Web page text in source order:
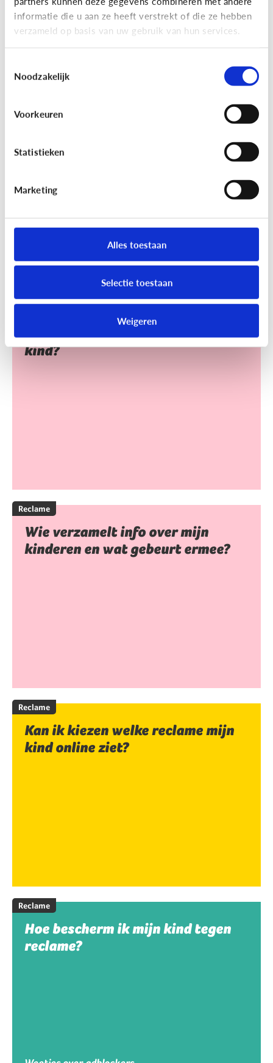
informatie die u aan ze heeft verstrekt of die ze hebben
verzameld op basis van uw gebruik van hun services.
Noodzakelijk
Voorkeuren
Statistieken
Marketing
Alles toestaan
Selectie toestaan
Weigeren
Reclame
reclamegames speelt?
Heeft reclame een invloed op mijn
kind?
Reclame
Wie verzamelt info over mijn
kinderen en wat gebeurt ermee?
Reclame
Kan ik kiezen welke reclame mijn
kind online ziet?
Reclame
Hoe bescherm ik mijn kind tegen
reclame?